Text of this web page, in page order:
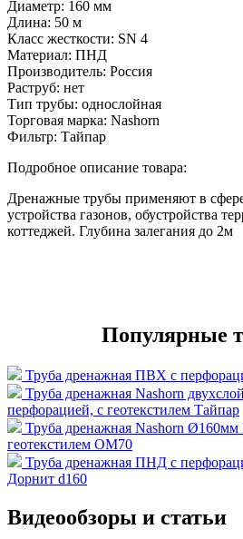
Диаметр: 160 мм
Длина: 50 м
Класс жесткости: SN 4
Материал: ПНД
Производитель: Россия
Раструб: нет
Тип трубы: однослойная
Торговая марка: Nashorn
Фильтр: Тайпар
Подробное описание товара:
Дренажные трубы применяют в
устройства газонов, обустройства
коттеджей. Глубина
Популярные
Труба дренажная ПВХ с
Труба дренажная Nashorn
перфорацией, с геотекстилем Тайпар
Труба дренажная Nashorn
геотекстилем OM70
Труба дренажная ПНД с
Дорнит d160
Видеообзоры и статьи